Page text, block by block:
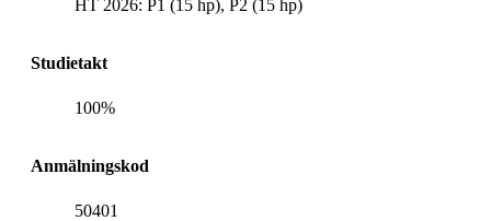
HT 2026: P1 (15 hp), P2 (15 hp)
Studietakt
100%
Anmälningskod
50401